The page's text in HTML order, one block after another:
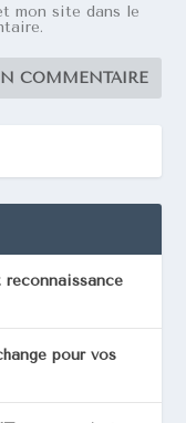
mon site dans le
pour vos